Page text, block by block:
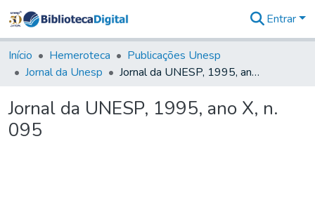
&
Coleções
Tudo na
Digital
Entrar
Início Hemeroteca
Publicações Unesp
Jornal da Unesp
Jornal da UNESP, 1995, ano X, n. 095
Jornal da UNESP, 1995, ano X, n.
095